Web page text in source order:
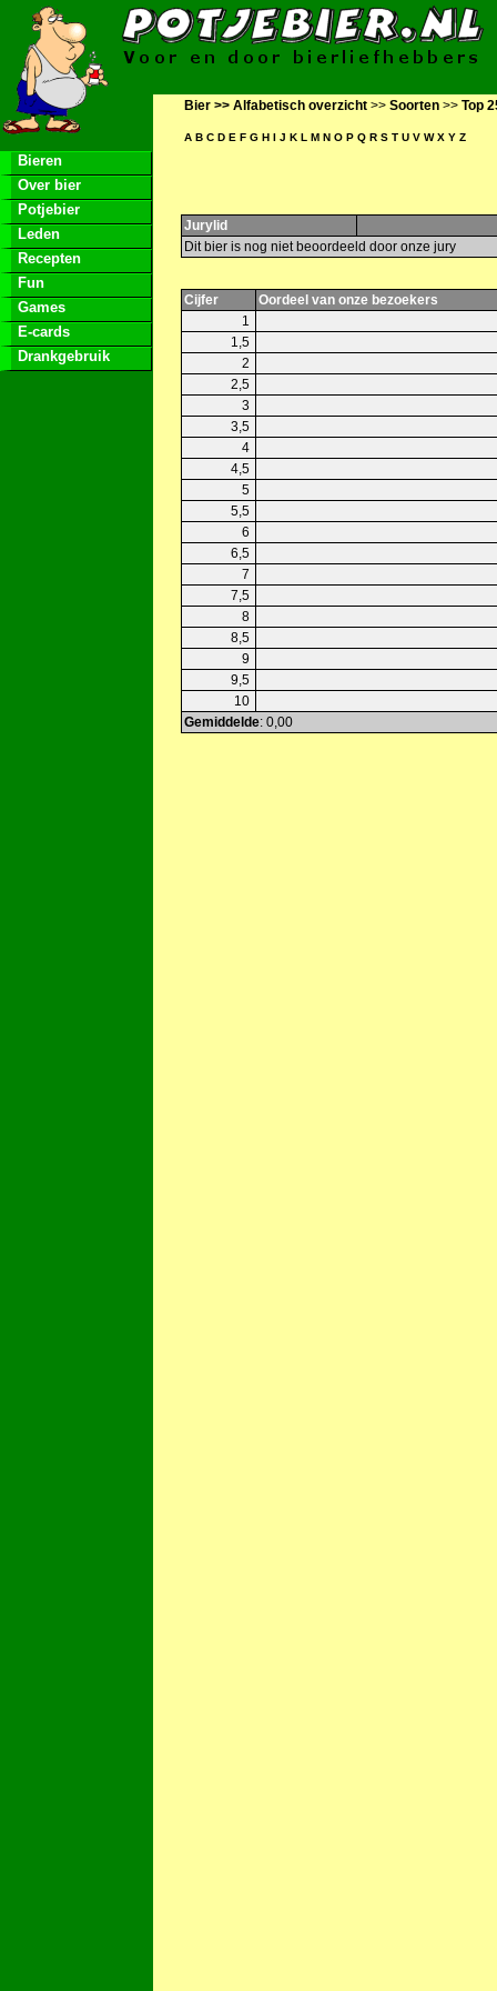
Bieren
Over bier
Potjebier
Leden
Recepten
Fun
Games
E-cards
Drankgebruik
Bier >> Alfabetisch overzicht >> Soorten >> Top
A B C D E F G H I J K L M N O P Q R S T U V W X Y Z
Jurylid
Dit bier is nog niet beoordeeld door onze jury
Cijfer
Oordeel van onze bezoekers
1
1,5
2
2,5
3
3,5
4
4,5
5
5,5
6
6,5
7
7,5
8
8,5
9
9,5
10
Gemiddelde: 0,00